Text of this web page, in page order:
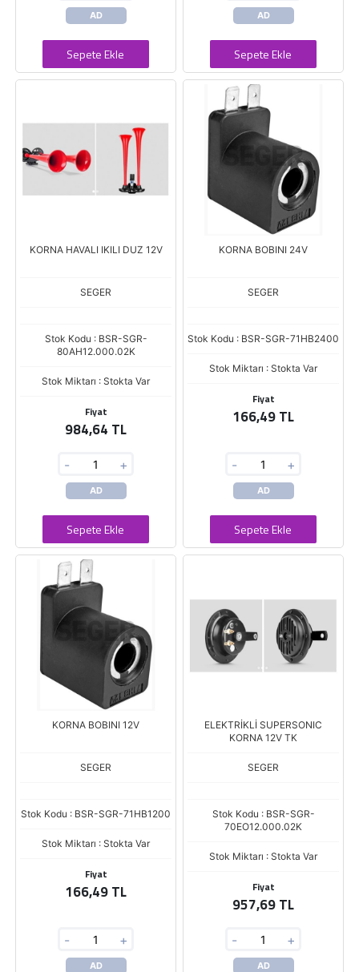
AD
Sepete Ekle
AD
Sepete Ekle
KORNA HAVALI IKILI DUZ 12V
SEGER
Stok Kodu : BSR-SGR-
80AH12.000.02K
Stok Miktarı : Stokta Var
Fiyat
984,64 TL
- +
AD
Sepete Ekle
KORNA BOBINI 24V
SEGER
Stok Kodu : BSR-SGR-71HB2400
Stok Miktarı : Stokta Var
Fiyat
166,49 TL
- +
AD
Sepete Ekle
KORNA BOBINI 12V
SEGER
Stok Kodu : BSR-SGR-71HB1200
Stok Miktarı : Stokta Var
Fiyat
166,49 TL
- +
AD
ELEKTRİKLİ SUPERSONIC
KORNA 12V TK
SEGER
Stok Kodu : BSR-SGR-
70EO12.000.02K
Stok Miktarı : Stokta Var
Fiyat
957,69 TL
- +
AD